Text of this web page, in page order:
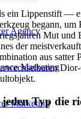
Agency
Marketing
Marketing
ein Lippenstift —
begann, um
Mut und
der
aus satter
Typ die